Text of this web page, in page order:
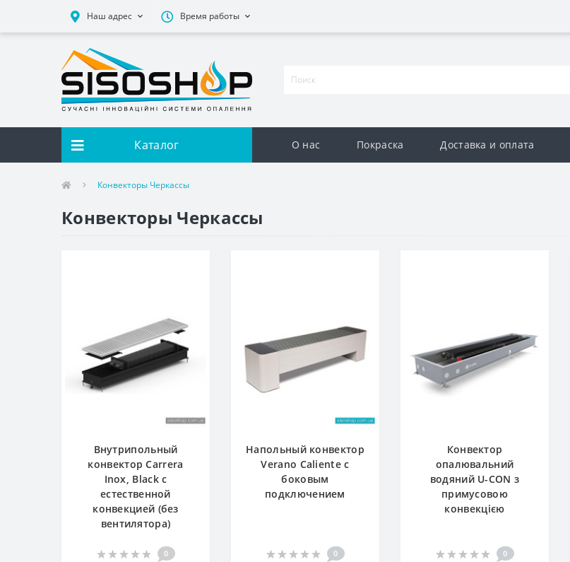
Наш адрес Время работы
Каталог О нас Покраска Доставка и оплата
Конвекторы Черкассы
Конвекторы Черкассы
Внутрипольный
конвектор Carrera
Inox, Black с
естественной
конвекцией (без
вентилятора)
0
Напольный конвектор
Verano Caliente с
боковым
подключением
0
Конвектор
опалювальний
водяний U-CON з
примусовою
конвекцією
0